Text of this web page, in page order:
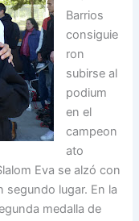
Barrios
consiguie
ron
subirse al
podium
en el
campeon
ato
Eva se alzó con
segundo lugar. En la
medalla de